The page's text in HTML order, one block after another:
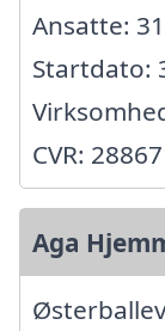
Ansatte: 31
Startdato:
CVR:
Aga